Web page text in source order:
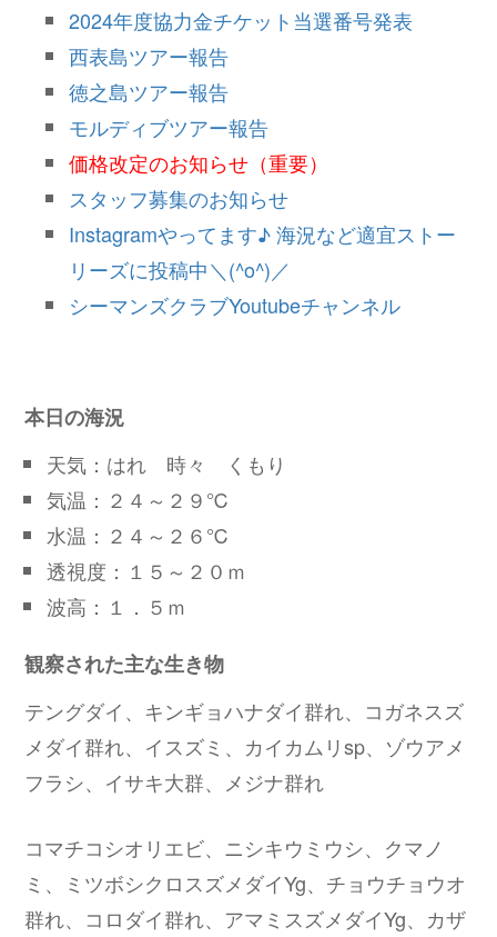
2024年度協力金チケット当選番号発表
西表島ツアー報告
徳之島ツアー報告
モルディブツアー報告
価格改定のお知らせ（重要）
スタッフ募集のお知らせ
Instagramやってます♪ 海況など適宜ストー
リーズに投稿中＼(^o^)／
シーマンズクラブYoutubeチャンネル
本日の海況
天気：はれ 時々 くもり
気温：２４～２９℃
水温：２４～２６℃
透視度：１５～２０ｍ
波高：１．５ｍ
観察された主な生き物
テングダイ、キンギョハナダイ群れ、コガネスズ
メダイ群れ、イスズミ、カイカムリsp、ゾウアメ
フラシ、イサキ大群、メジナ群れ
コマチコシオリエビ、ニシキウミウシ、クマノ
ミ、ミツボシクロスズメダイYg、チョウチョウオ
群れ、コロダイ群れ、アマミスズメダイYg、カザ